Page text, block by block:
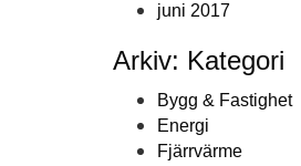
juni 2017
Arkiv: Kategori
Bygg & Fastighet
Energi
Fjärrvärme